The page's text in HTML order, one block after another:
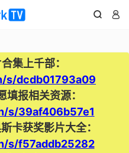
 
集上千部：
s/dcdb01793a09
填报相关资源：
s/39af406b57e1
获奖影片大全：
s/f57addb25282